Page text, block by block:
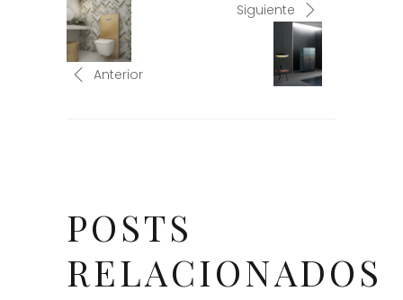
Anterior
Siguiente
POSTS
RELACIONADOS